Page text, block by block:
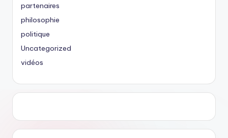
partenaires
philosophie
politique
Uncategorized
vidéos